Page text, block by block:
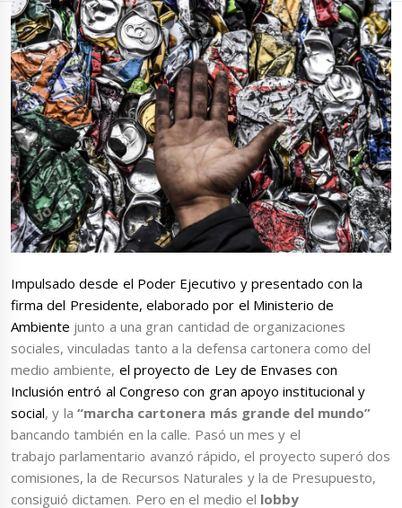
Impulsado desde el Poder Ejecutivo y presentado con la
firma del Presidente, elaborado por el Ministerio de
Ambiente junto a una gran cantidad de organizaciones
sociales, vinculadas tanto a la defensa cartonera como del
medio ambiente, el proyecto de Ley de Envases con
Inclusión entró al Congreso con gran apoyo institucional y
social, y la “marcha cartonera más grande del mundo”
bancando también en la calle. Pasó un mes y el
trabajo parlamentario avanzó rápido, el proyecto superó dos
comisiones, la de Recursos Naturales y la de Presupuesto,
consiguió dictamen. Pero en el medio el lobby